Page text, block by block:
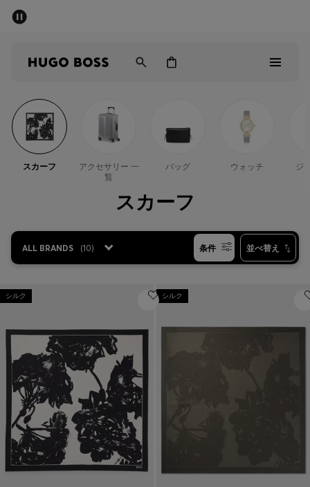
パブリックセール
メンズ
ギフト
詳細を見る
お気に入り (アイテム)
お問い合わせ＆サービス
店舗検索
言語 (
JP ¥
スカーフ
アクセサリー 一
覧
バッグ ウォッチ ジ
スカーフ
ALL BRANDS (10) 条件 並べ替え
シルク シルク